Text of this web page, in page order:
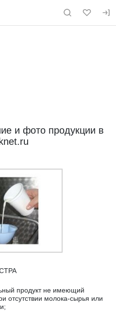
сайту milknet.ru
и фото продукции в
продукт не имеющий
отсутствии молока-сырья или